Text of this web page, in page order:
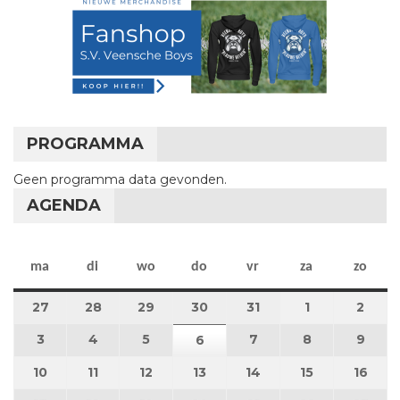
PROGRAMMA
Geen programma data gevonden.
AGENDA
ma maandag
di dinsdag
wo woensdag
do donderdag
vr vrijdag
za zaterdag
zo
27 27 juli 2026
28 28 juli 2026
29 29 juli 2026
30 30 juli 2026
31 31 juli 2026
11 augustus
2
3 3 augustus 2026
4 4 augustus 2026
5 5 augustus 2026
6 6 augustus 2026
7 7 augustus 2026
8 8 augustus
9
10 10 augustus 2026
11 11 augustus 2026
12 12 augustus 2026
13 13 augustus 2026
14 14 augustus 2026
15 15 16